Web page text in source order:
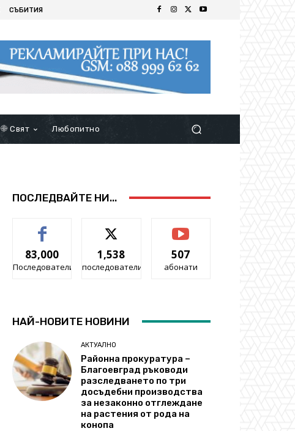
СЪБИТИЯ
Свят Любопитно
ПОСЛЕДВАЙТЕ НИ...
83,000
Последователи
1,538
последователи
507
абонати
НАЙ-НОВИТЕ НОВИНИ
АКТУАЛНО
Районна прокуратура –
Благоевград ръководи
разследването по три
досъдебни производства
за незаконно отглеждане
на растения от рода на
конопа